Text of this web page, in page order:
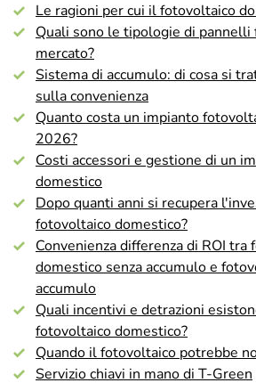
Le ragioni per cui il fotovoltaico
Quali sono le tipologie di
mercato?
Sistema di accumulo: di cosa si
sulla convenienza
Quanto costa un impianto
2026?
Costi accessori e gestione di un
domestico
Dopo quanti anni si recupera
fotovoltaico domestico?
Convenienza differenza di ROI tra
domestico senza accumulo e
accumulo
Quali incentivi e detrazioni
fotovoltaico domestico?
Quando il fotovoltaico potrebbe
Servizio chiavi in mano di T-Green